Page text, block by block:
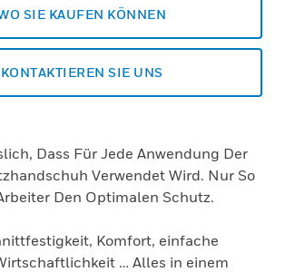
SIE KAUFEN KÖNNEN
KONTAKTIEREN SIE UNS
Dass Für Jede Anwendung Der
Verwendet Wird. Nur So
Den Optimalen Schutz.
Komfort, einfache
… Alles in einem